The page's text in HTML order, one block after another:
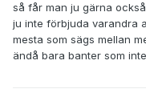
så får man ju gärna
ju inte förbjuda varandra
mesta som sägs mellan
ändå bara banter som